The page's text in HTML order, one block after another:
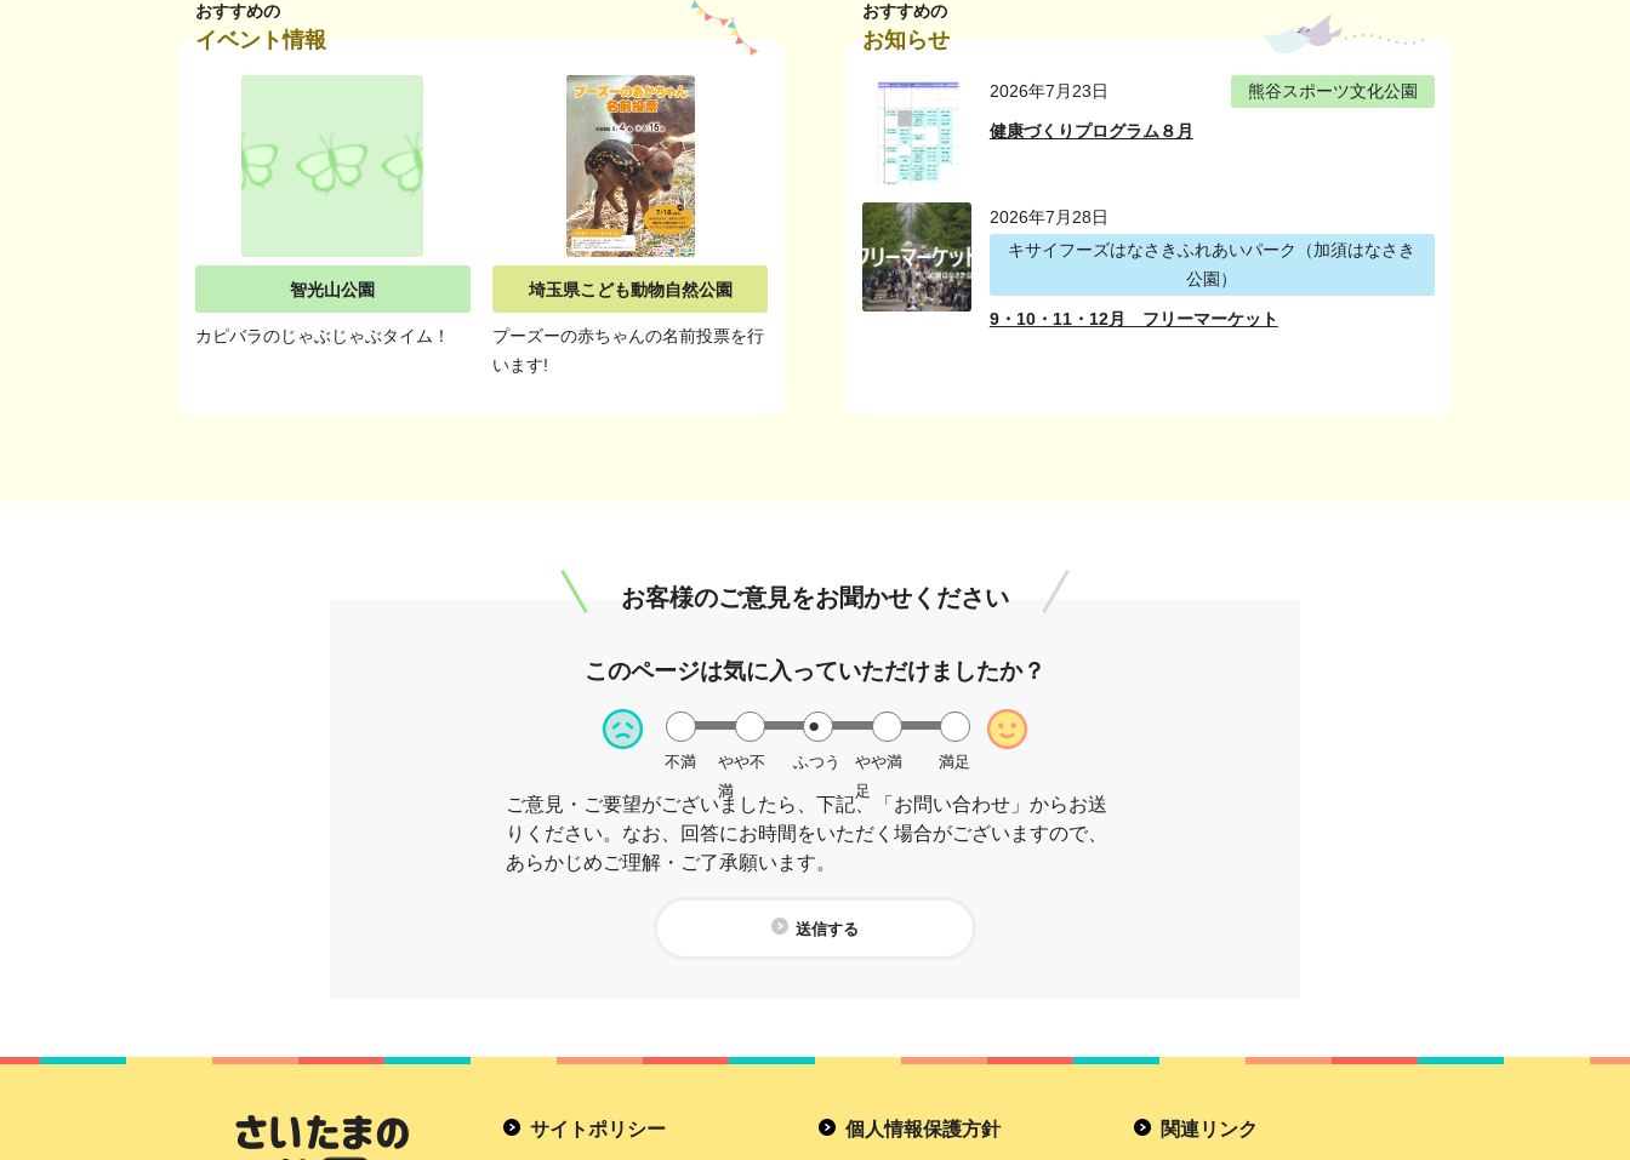
おすすめの
イベント情報
智光山公園
カピバラのじゃぶじゃぶタイム！
埼玉県こども動物自然公園
プーズーの赤ちゃんの名前投票を行
います!
おすすめの
お知らせ
2026年7月23日 熊谷スポーツ文化公園
健康づくりプログラム８月
2026年7月28日
キサイフーズはなさきふれあいパーク（加須はなさき
公園）
9・10・11・12月 フリーマーケット
お客様のご意見をお聞かせください
このページは気に入っていただけましたか？
不満
やや不
満
ふつう
やや満
足
満足
ご意見・ご要望がございましたら、下記、「お問い合わせ」からお送
りください。なお、回答にお時間をいただく場合がございますので、
あらかじめご理解・ご了承願います。
送信する
サイトポリシー 個人情報保護方針 関連リンク